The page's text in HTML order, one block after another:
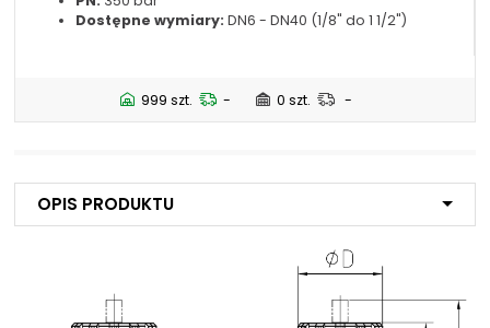
NIP: PL 884 282 31 43
www.powerhydraulics.eu
Dostępne wymiary: DN6 - DN40 (1/8" do 1 1/2")
999 szt. - 0 szt. -
Opis produktu